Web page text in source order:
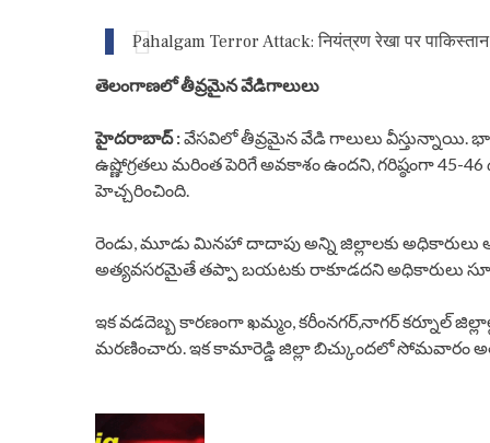
Pahalgam Terror Attack: नियंत्रण रेखा पर पाकिस्तान
తెలంగాణలో తీవ్రమైన వేడిగాలులు
హైదరాబాద్ :వేసవిలో తీవ్రమైన వేడి గాలులు వీస్తున్నాయి.
ఉష్ణోగ్రతలు మరింత పెరిగే అవకాశం ఉందని, గరిష్ఠంగా
హెచ్చరించింది.
రెండు, మూడు మినహా దాదాపు అన్ని జిల్లాలకు అధికారులు
అత్యవసరమైతే తప్పా బయటకు రాకూడదని అధికారులు
ఇక వడదెబ్బ కారణంగా ఖమ్మం, కరీంనగర్,నాగర్ కర్నూల్
మరణించారు. ఇక కామారెడ్డి జిల్లా బిచ్కుందలో సోమవారం
P